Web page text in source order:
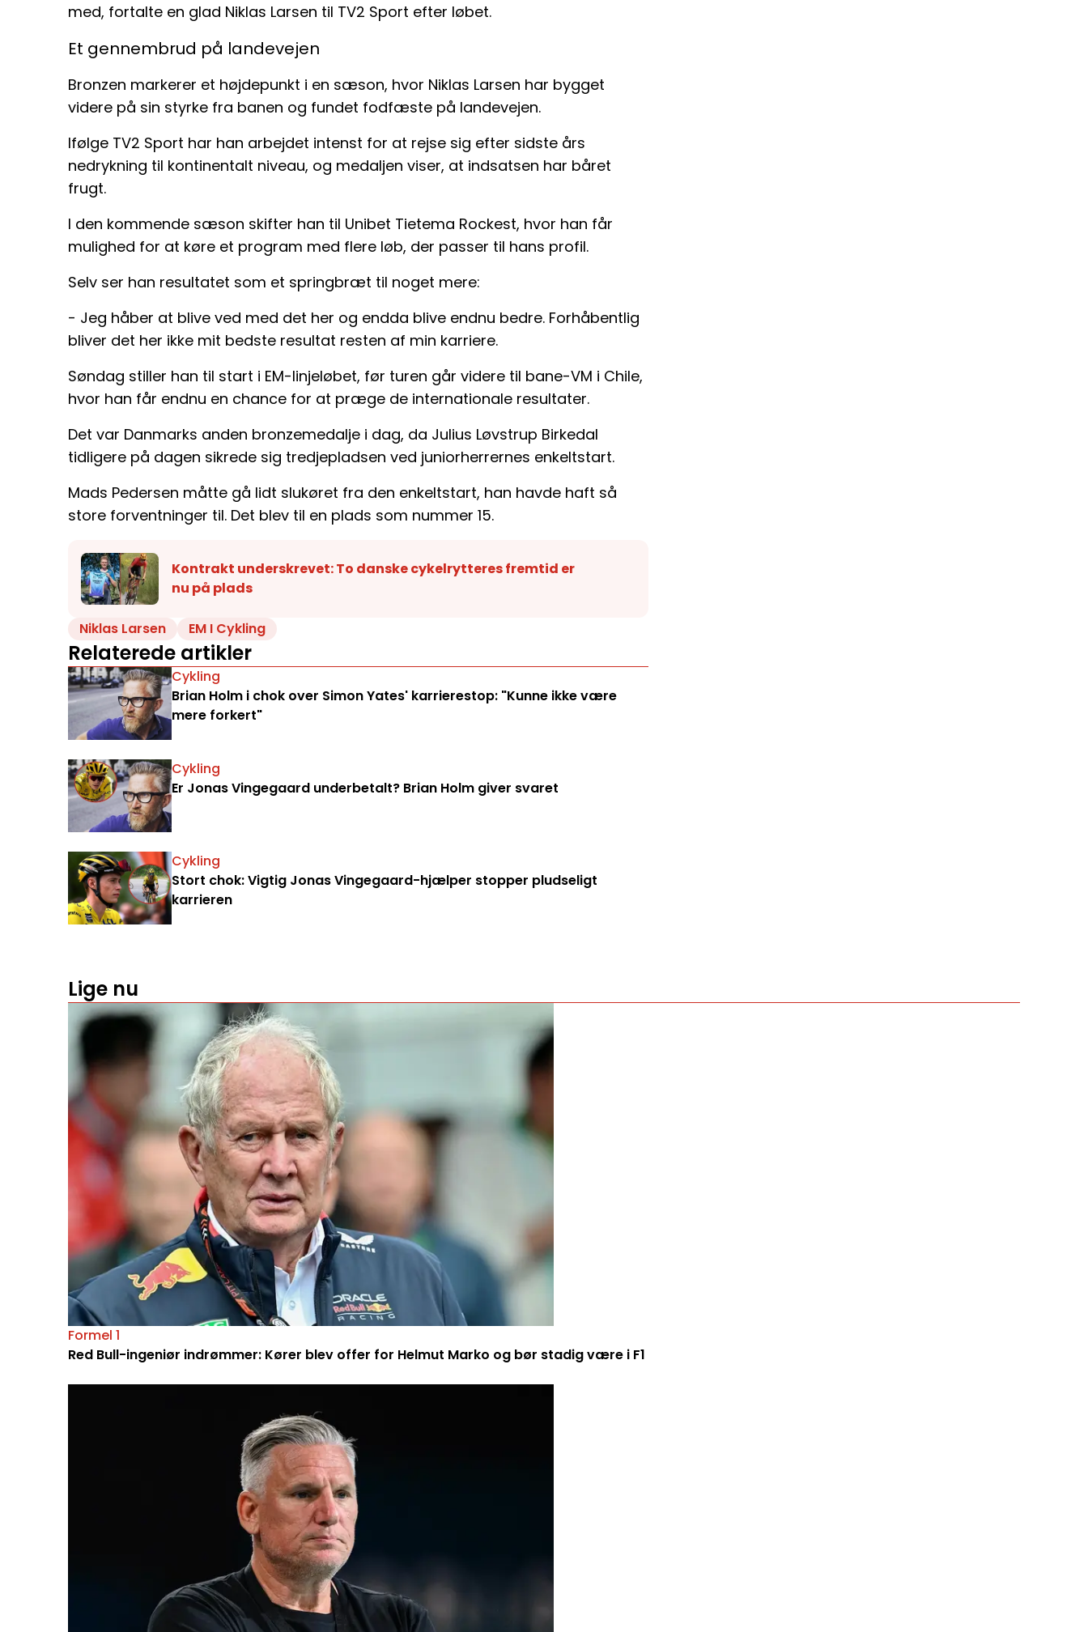
med, fortalte en glad Niklas Larsen til TV2 Sport efter løbet.
Et gennembrud på landevejen
Bronzen markerer et højdepunkt i en sæson, hvor Niklas Larsen har bygget
videre på sin styrke fra banen og fundet fodfæste på landevejen.
Ifølge TV2 Sport har han arbejdet intenst for at rejse sig efter sidste års
nedrykning til kontinentalt niveau, og medaljen viser, at indsatsen har båret
frugt.
I den kommende sæson skifter han til Unibet Tietema Rockest, hvor han får
mulighed for at køre et program med flere løb, der passer til hans profil.
Selv ser han resultatet som et springbræt til noget mere:
- Jeg håber at blive ved med det her og endda blive endnu bedre. Forhåbentlig
bliver det her ikke mit bedste resultat resten af min karriere.
Søndag stiller han til start i EM-linjeløbet, før turen går videre til bane-VM i Chile,
hvor han får endnu en chance for at præge de internationale resultater.
Det var Danmarks anden bronzemedalje i dag, da Julius Løvstrup Birkedal
tidligere på dagen sikrede sig tredjepladsen ved juniorherrernes enkeltstart.
Mads Pedersen måtte gå lidt slukøret fra den enkeltstart, han havde haft så
store forventninger til. Det blev til en plads som nummer 15.
Kontrakt underskrevet: To danske cykelrytteres fremtid er
nu på plads
Niklas Larsen EM I Cykling
Relaterede artikler
Cykling
Brian Holm i chok over Simon Yates' karrierestop: "Kunne ikke være
mere forkert"
Cykling
Er Jonas Vingegaard underbetalt? Brian Holm giver svaret
Cykling
Stort chok: Vigtig Jonas Vingegaard-hjælper stopper pludseligt
karrieren
Lige nu
Formel 1
Red Bull-ingeniør indrømmer: Kører blev offer for Helmut Marko og bør stadig være i F1